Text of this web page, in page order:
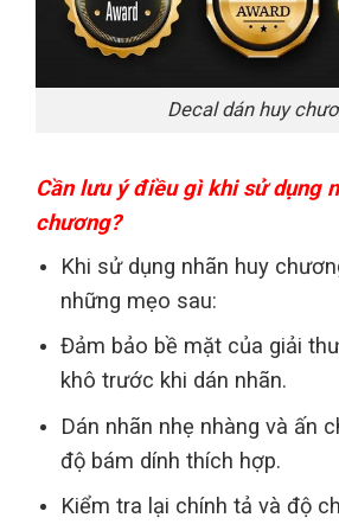
Decal dán huy
Cần lưu ý điều gì khi sử dụng
chương?
Khi sử dụng nhãn huy
những mẹo sau:
Đảm bảo bề mặt của giải
khô trước khi dán nhãn.
Dán nhãn nhẹ nhàng và ấn
độ bám dính thích hợp.
Kiểm tra lại chính tả và độ